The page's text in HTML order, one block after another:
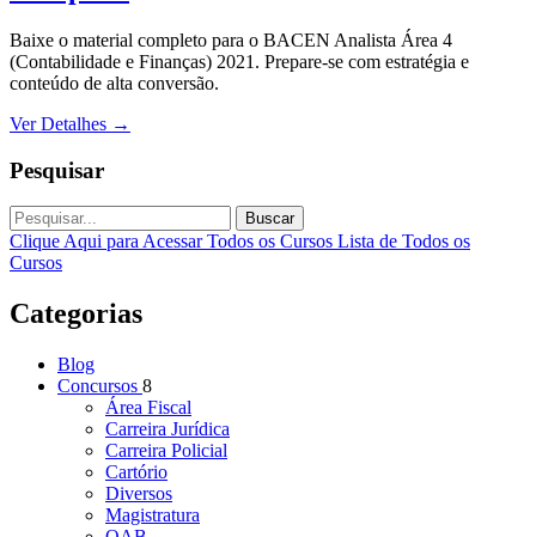
Baixe o material completo para o BACEN Analista Área 4
(Contabilidade e Finanças) 2021. Prepare-se com estratégia e
conteúdo de alta conversão.
Ver Detalhes →
Pesquisar
Buscar
Clique Aqui para Acessar Todos os Cursos Lista de Todos os
Cursos
Categorias
Blog
Concursos 8
Área Fiscal
Carreira Jurídica
Carreira Policial
Cartório
Diversos
Magistratura